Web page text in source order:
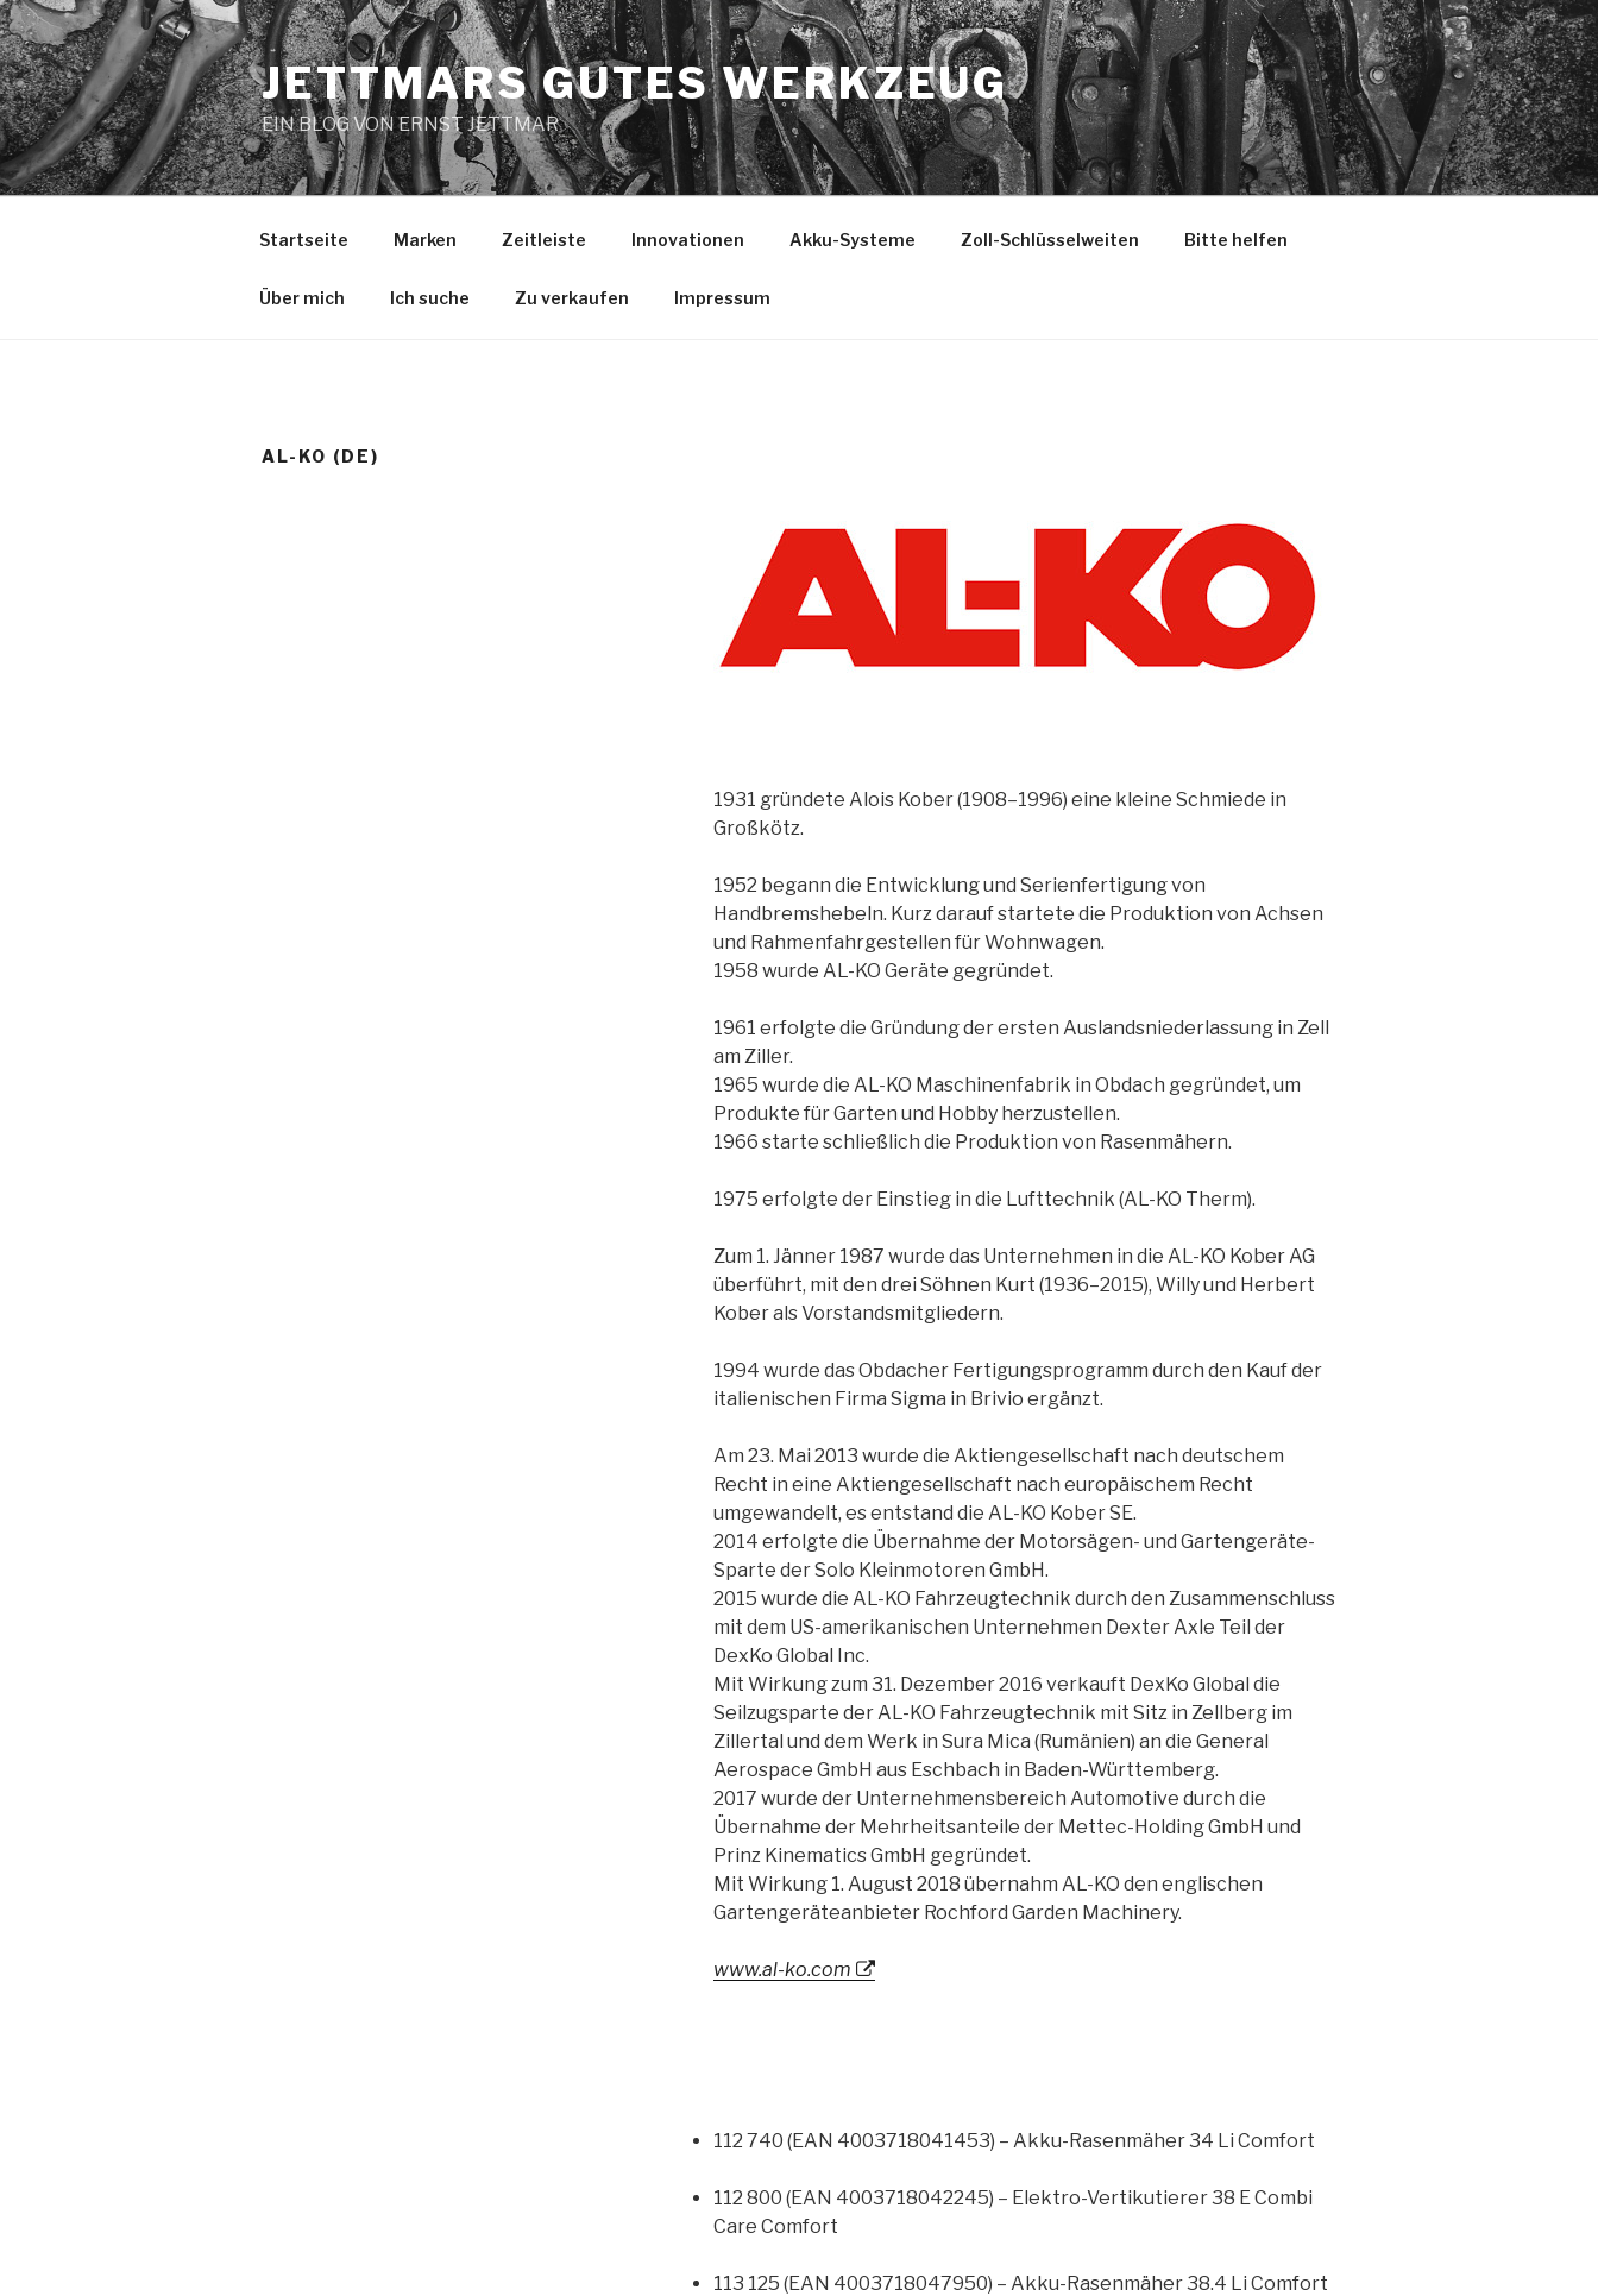
Zum
Inhalt
springen
JETTMARS GUTES WERKZEUG
EIN BLOG VON ERNST JETTMAR
Startseite Marken Zeitleiste Innovationen Akku-Systeme Zoll-Schlüsselweiten Bitte helfen
Über mich Ich suche Zu verkaufen Impressum
AL-KO (DE)
1931 gründete Alois Kober (1908–1996) eine kleine Schmiede in
Großkötz.
1952 begann die Entwicklung und Serienfertigung von
Handbremshebeln. Kurz darauf startete die Produktion von Achsen
und Rahmenfahrgestellen für Wohnwagen.
1958 wurde AL-KO Geräte gegründet.
1961 erfolgte die Gründung der ersten Auslandsniederlassung in Zell
am Ziller.
1965 wurde die AL-KO Maschinenfabrik in Obdach gegründet, um
Produkte für Garten und Hobby herzustellen.
1966 starte schließlich die Produktion von Rasenmähern.
1975 erfolgte der Einstieg in die Lufttechnik (AL-KO Therm).
Zum 1. Jänner 1987 wurde das Unternehmen in die AL-KO Kober AG
überführt, mit den drei Söhnen Kurt (1936–2015), Willy und Herbert
Kober als Vorstandsmitgliedern.
1994 wurde das Obdacher Fertigungsprogramm durch den Kauf der
italienischen Firma Sigma in Brivio ergänzt.
Am 23. Mai 2013 wurde die Aktiengesellschaft nach deutschem
Recht in eine Aktiengesellschaft nach europäischem Recht
umgewandelt, es entstand die AL-KO Kober SE.
2014 erfolgte die Übernahme der Motorsägen- und Gartengeräte-
Sparte der Solo Kleinmotoren GmbH.
2015 wurde die AL-KO Fahrzeugtechnik durch den Zusammenschluss
mit dem US-amerikanischen Unternehmen Dexter Axle Teil der
DexKo Global Inc.
Mit Wirkung zum 31. Dezember 2016 verkauft DexKo Global die
Seilzugsparte der AL-KO Fahrzeugtechnik mit Sitz in Zellberg im
Zillertal und dem Werk in Sura Mica (Rumänien) an die General
Aerospace GmbH aus Eschbach in Baden-Württemberg.
2017 wurde der Unternehmensbereich Automotive durch die
Übernahme der Mehrheitsanteile der Mettec-Holding GmbH und
Prinz Kinematics GmbH gegründet.
Mit Wirkung 1. August 2018 übernahm AL-KO den englischen
Gartengeräteanbieter Rochford Garden Machinery.
www.al-ko.com
112 740 (EAN 4003718041453) – Akku-Rasenmäher 34 Li Comfort
112 800 (EAN 4003718042245) – Elektro-Vertikutierer 38 E Combi
Care Comfort
113 125 (EAN 4003718047950) – Akku-Rasenmäher 38.4 Li Comfort